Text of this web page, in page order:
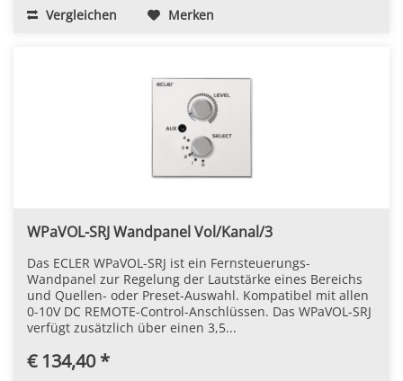
Vergleichen Merken
WPaVOL-SRJ Wandpanel Vol/Kanal/3
Das ECLER WPaVOL-SRJ ist ein Fernsteuerungs-
Wandpanel zur Regelung der Lautstärke eines Bereichs
und Quellen- oder Preset-Auswahl. Kompatibel mit allen
0-10V DC REMOTE-Control-Anschlüssen. Das WPaVOL-SRJ
verfügt zusätzlich über einen 3,5...
€ 134,40 *